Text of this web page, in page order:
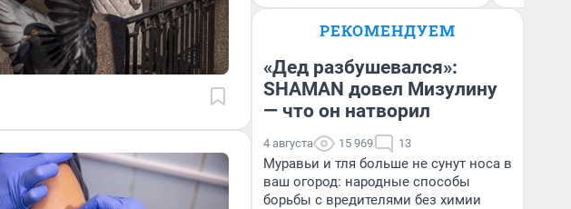
РЕКОМЕНДУЕМ
«Дед разбушевался»:
SHAMAN довел Мизулину
— что он натворил
4 августа 15 969 13
Муравьи и тля больше не сунут носа в
ваш огород: народные способы
борьбы с вредителями без химии